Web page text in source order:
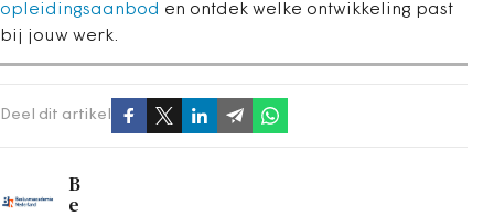
opleidingsaanbod en ontdek welke ontwikkeling past
bij jouw werk.
Deel dit artikel
B
e